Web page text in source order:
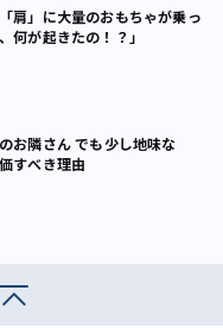
肩」に大量のおもちゃが乗っ
何が起きたの！？」
お隣さん でも少し地味な
すべき理由